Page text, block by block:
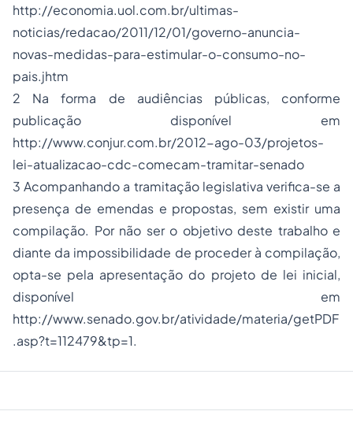
http://economia.uol.com.br/ultimas-
noticias/redacao/2011/12/01/governo-anuncia-
novas-medidas-para-estimular-o-consumo-no-
pais.jhtm
2 Na forma de audiências públicas, conforme
publicação disponível em
http://www.conjur.com.br/2012-ago-03/projetos-
lei-atualizacao-cdc-comecam-tramitar-senado
3 Acompanhando a tramitação legislativa verifica-se a
presença de emendas e propostas, sem existir uma
compilação. Por não ser o objetivo deste trabalho e
diante da impossibilidade de proceder à compilação,
opta-se pela apresentação do projeto de lei inicial,
disponível em
http://www.senado.gov.br/atividade/materia/getPDF
.asp?t=112479&tp=1.